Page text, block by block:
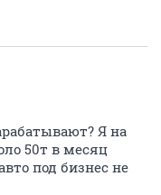
Я на
50т в месяц
под бизнес не